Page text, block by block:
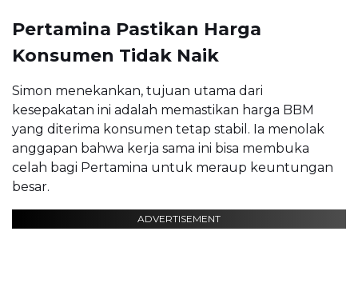
Pertamina Pastikan Harga
Konsumen Tidak Naik
Simon menekankan, tujuan utama dari
kesepakatan ini adalah memastikan harga BBM
yang diterima konsumen tetap stabil. Ia menolak
anggapan bahwa kerja sama ini bisa membuka
celah bagi Pertamina untuk meraup keuntungan
besar.
ADVERTISEMENT